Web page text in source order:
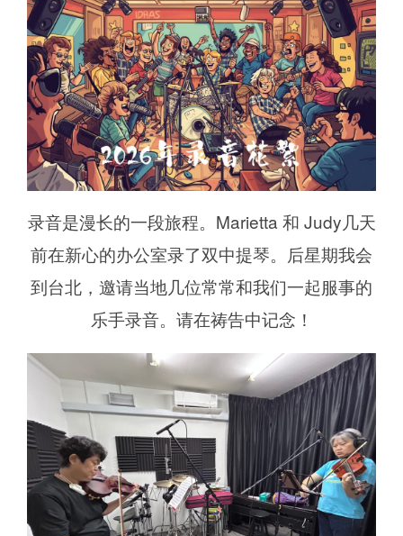
录音是漫长的一段旅程。Marietta 和 Judy几天
前在新心的办公室录了双中提琴。后星期我会
到台北，邀请当地几位常常和我们一起服事的
乐手录音。请在祷告中记念！